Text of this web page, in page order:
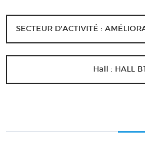
SECTEUR D'ACTIVITÉ :
Hall : HALL